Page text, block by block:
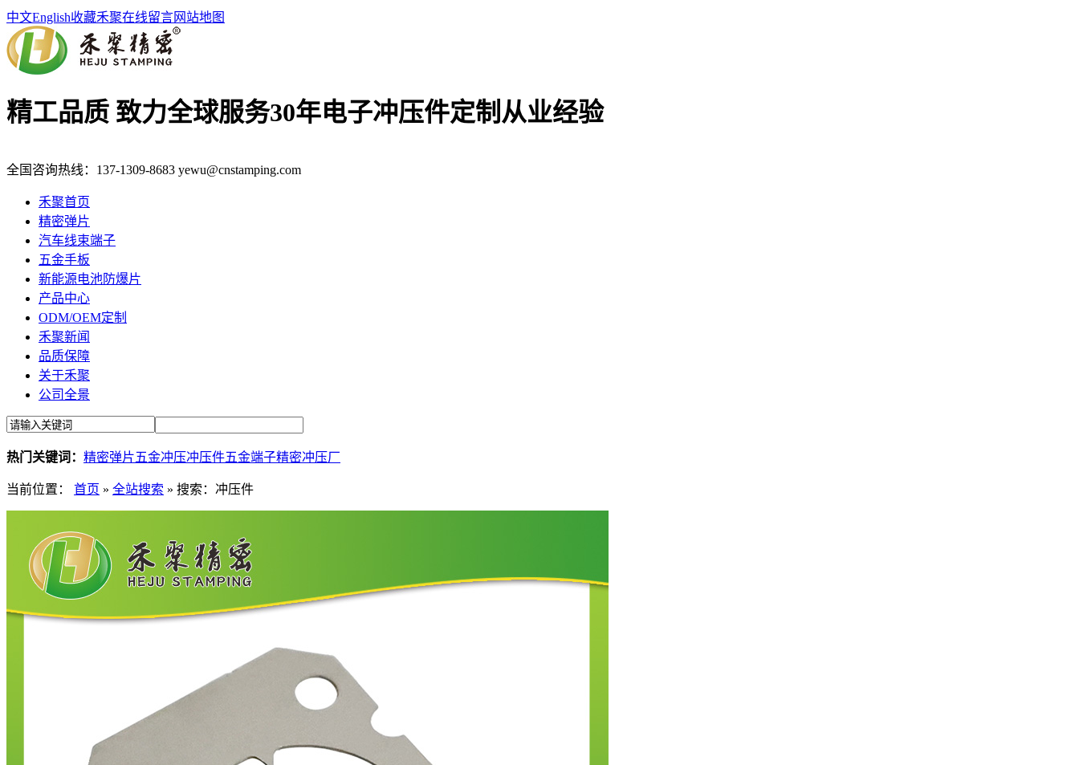
中文English收藏禾聚在线留言网站地图
精工品质 致力全球服务30年电子冲压件定制从业经验
全国咨询热线： 137-1309-8683 yewu@cnstamping.com
禾聚首页
精密弹片
汽车线束端子
五金手板
新能源电池防爆片
产品中心
ODM/OEM定制
禾聚新闻
品质保障
关于禾聚
公司全景
热门关键词： 精密弹片五金冲压冲压件五金端子精密冲压厂
当前位置： 首页 » 全站搜索 » 搜索：冲压件